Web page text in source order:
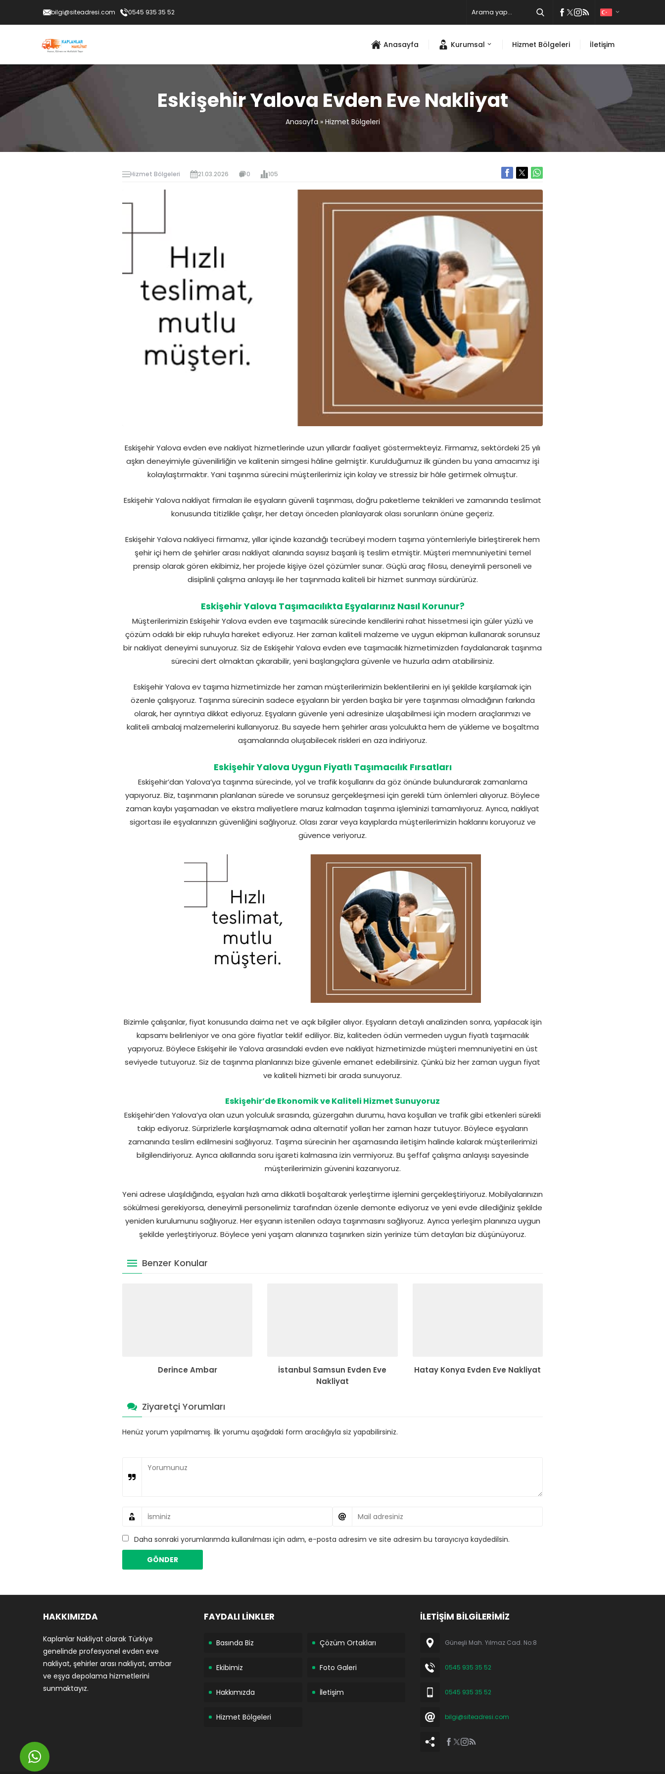
bilgi@siteadresi.com 0545 935 35 52
Anasayfa Kurumsal Hizmet Bölgeleri İletişim
Eskişehir Yalova Evden Eve Nakliyat
Anasayfa» Hizmet Bölgeleri
Hizmet Bölgeleri 21.03.2026 0 105
Eskişehir Yalova evden eve nakliyat hizmetlerinde uzun yıllardır faaliyet göstermekteyiz. Firmamız, sektördeki 25 yılı
aşkın deneyimiyle güvenilirliğin ve kalitenin simgesi hâline gelmiştir. Kurulduğumuz ilk günden bu yana amacımız işi
kolaylaştırmaktır. Yani taşınma sürecini müşterilerimiz için kolay ve stressiz bir hâle getirmek olmuştur.
Eskişehir Yalova nakliyat firmaları ile eşyaların güvenli taşınması, doğru paketleme teknikleri ve zamanında teslimat
konusunda titizlikle çalışır, her detayı önceden planlayarak olası sorunların önüne geçeriz.
Eskişehir Yalova nakliyeci firmamız, yıllar içinde kazandığı tecrübeyi modern taşıma yöntemleriyle birleştirerek hem
şehir içi hem de şehirler arası nakliyat alanında sayısız başarılı iş teslim etmiştir. Müşteri memnuniyetini temel
prensip olarak gören ekibimiz, her projede kişiye özel çözümler sunar. Güçlü araç filosu, deneyimli personeli ve
disiplinli çalışma anlayışı ile her taşınmada kaliteli bir hizmet sunmayı sürdürürüz.
Eskişehir Yalova Taşımacılıkta Eşyalarınız Nasıl Korunur?
Müşterilerimizin Eskişehir Yalova evden eve taşımacılık sürecinde kendilerini rahat hissetmesi için güler yüzlü ve
çözüm odaklı bir ekip ruhuyla hareket ediyoruz. Her zaman kaliteli malzeme ve uygun ekipman kullanarak sorunsuz
bir nakliyat deneyimi sunuyoruz. Siz de Eskişehir Yalova evden eve taşımacılık hizmetimizden faydalanarak taşınma
sürecini dert olmaktan çıkarabilir, yeni başlangıçlara güvenle ve huzurla adım atabilirsiniz.
Eskişehir Yalova ev taşıma hizmetimizde her zaman müşterilerimizin beklentilerini en iyi şekilde karşılamak için
özenle çalışıyoruz. Taşınma sürecinin sadece eşyaların bir yerden başka bir yere taşınması olmadığının farkında
olarak, her ayrıntıya dikkat ediyoruz. Eşyaların güvenle yeni adresinize ulaşabilmesi için modern araçlarımızı ve
kaliteli ambalaj malzemelerini kullanıyoruz. Bu sayede hem şehirler arası yolculukta hem de yükleme ve boşaltma
aşamalarında oluşabilecek riskleri en aza indiriyoruz.
Eskişehir Yalova Uygun Fiyatlı Taşımacılık Fırsatları
Eskişehir’dan Yalova’ya taşınma sürecinde, yol ve trafik koşullarını da göz önünde bulundurarak zamanlama
yapıyoruz. Biz, taşınmanın planlanan sürede ve sorunsuz gerçekleşmesi için gerekli tüm önlemleri alıyoruz. Böylece
zaman kaybı yaşamadan ve ekstra maliyetlere maruz kalmadan taşınma işleminizi tamamlıyoruz. Ayrıca, nakliyat
sigortası ile eşyalarınızın güvenliğini sağlıyoruz. Olası zarar veya kayıplarda müşterilerimizin haklarını koruyoruz ve
güvence veriyoruz.
Bizimle çalışanlar, fiyat konusunda daima net ve açık bilgiler alıyor. Eşyaların detaylı analizinden sonra, yapılacak işin
kapsamı belirleniyor ve ona göre fiyatlar teklif ediliyor. Biz, kaliteden ödün vermeden uygun fiyatlı taşımacılık
yapıyoruz. Böylece Eskişehir ile Yalova arasındaki evden eve nakliyat hizmetimizde müşteri memnuniyetini en üst
seviyede tutuyoruz. Siz de taşınma planlarınızı bize güvenle emanet edebilirsiniz. Çünkü biz her zaman uygun fiyat
ve kaliteli hizmeti bir arada sunuyoruz.
Eskişehir’de Ekonomik ve Kaliteli Hizmet Sunuyoruz
Eskişehir’den Yalova’ya olan uzun yolculuk sırasında, güzergahın durumu, hava koşulları ve trafik gibi etkenleri sürekli
takip ediyoruz. Sürprizlerle karşılaşmamak adına alternatif yolları her zaman hazır tutuyor. Böylece eşyaların
zamanında teslim edilmesini sağlıyoruz. Taşıma sürecinin her aşamasında iletişim halinde kalarak müşterilerimizi
bilgilendiriyoruz. Ayrıca akıllarında soru işareti kalmasına izin vermiyoruz. Bu şeffaf çalışma anlayışı sayesinde
müşterilerimizin güvenini kazanıyoruz.
Yeni adrese ulaşıldığında, eşyaları hızlı ama dikkatli boşaltarak yerleştirme işlemini gerçekleştiriyoruz. Mobilyalarınızın
sökülmesi gerekiyorsa, deneyimli personelimiz tarafından özenle demonte ediyoruz ve yeni evde dilediğiniz şekilde
yeniden kurulumunu sağlıyoruz. Her eşyanın istenilen odaya taşınmasını sağlıyoruz. Ayrıca yerleşim planınıza uygun
şekilde yerleştiriyoruz. Böylece yeni yaşam alanınıza taşınırken sizin yerinize tüm detayları biz düşünüyoruz.
Benzer Konular
Derince Ambar
İstanbul Samsun Evden Eve
Nakliyat
Hatay Konya Evden Eve Nakliyat
Ziyaretçi Yorumları
Henüz yorum yapılmamış. İlk yorumu aşağıdaki form aracılığıyla siz yapabilirsiniz.
Daha sonraki yorumlarımda kullanılması için adım, e-posta adresim ve site adresim bu tarayıcıya kaydedilsin.
HAKKIMIZDA
Kaplanlar Nakliyat olarak Türkiye
genelinde profesyonel evden eve
nakliyat, şehirler arası nakliyat, ambar
ve eşya depolama hizmetlerini
sunmaktayız.
FAYDALI LİNKLER
Basında Biz Çözüm Ortakları
Ekibimiz Foto Galeri
Hakkımızda İletişim
Hizmet Bölgeleri
İLETİŞİM BİLGİLERİMİZ
Güneşli Mah. Yılmaz Cad. No:8
0545 935 35 52
0545 935 35 52
bilgi@siteadresi.com